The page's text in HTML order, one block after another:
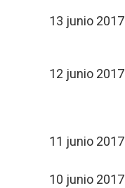
13 junio 2017
12 junio 2017
11 junio 2017
10 junio 2017